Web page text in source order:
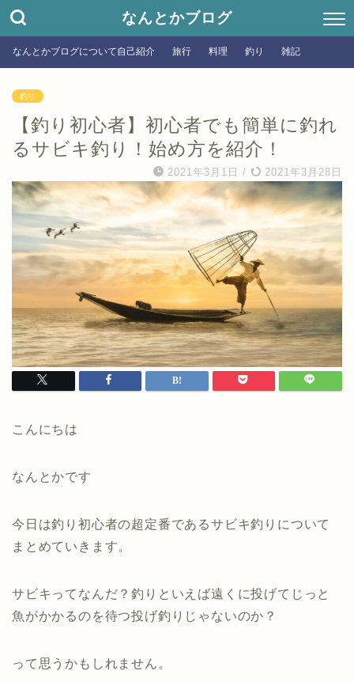
なんとかブログ
なんとかブログについて自己紹介 旅行 料理 釣り 雑記
釣り
【釣り初心者】初心者でも簡単に釣れ
るサビキ釣り！始め方を紹介！
2021年3月1日 / 2021年3月28日
こんにちは
なんとかです
今日は釣り初心者の超定番であるサビキ釣りについて
まとめていきます。
サビキってなんだ？釣りといえば遠くに投げてじっと
魚がかかるのを待つ投げ釣りじゃないのか？
って思うかもしれません。